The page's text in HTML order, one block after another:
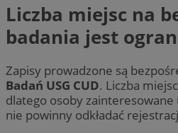
Liczba miejsc na
badania jest
Zapisy prowadzone są
Badań USG CUD. Liczba
dlatego osoby zainteresowane
nie powinny odkładać